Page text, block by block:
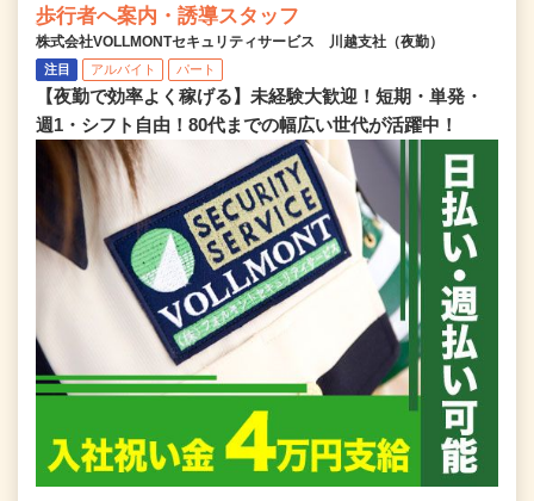
歩行者へ案内・誘導スタッフ
株式会社VOLLMONTセキュリティサービス 川越支社（夜勤）
注目 アルバイト パート
【夜勤で効率よく稼げる】未経験大歓迎！短期・単発・
週1・シフト自由！80代までの幅広い世代が活躍中！